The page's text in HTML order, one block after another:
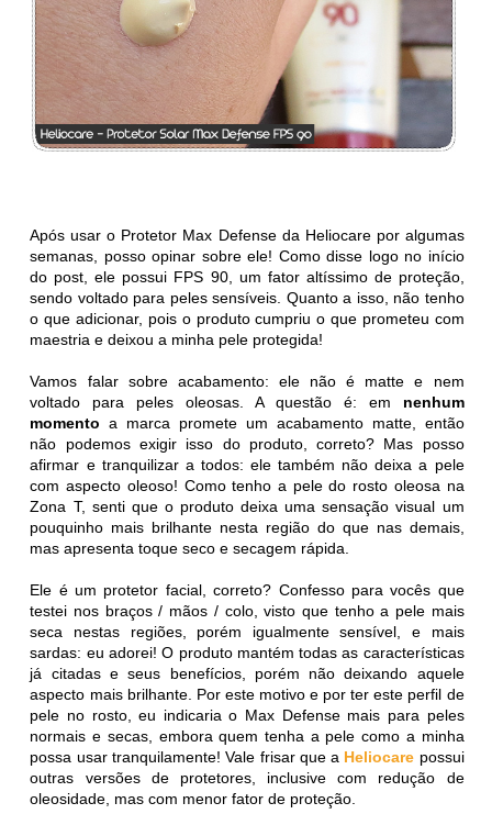
Após usar o Protetor Max Defense da Heliocare por algumas
semanas, posso opinar sobre ele! Como disse logo no início
do post, ele possui FPS 90, um fator altíssimo de proteção,
sendo voltado para peles sensíveis. Quanto a isso, não tenho
o que adicionar, pois o produto cumpriu o que prometeu com
maestria e deixou a minha pele protegida!
Vamos falar sobre acabamento: ele não é matte e nem
voltado para peles oleosas. A questão é: em nenhum
momento a marca promete um acabamento matte, então
não podemos exigir isso do produto, correto? Mas posso
afirmar e tranquilizar a todos: ele também não deixa a pele
com aspecto oleoso! Como tenho a pele do rosto oleosa na
Zona T, senti que o produto deixa uma sensação visual um
pouquinho mais brilhante nesta região do que nas demais,
mas apresenta toque seco e secagem rápida.
Ele é um protetor facial, correto? Confesso para vocês que
testei nos braços / mãos / colo, visto que tenho a pele mais
seca nestas regiões, porém igualmente sensível, e mais
sardas: eu adorei! O produto mantém todas as características
já citadas e seus benefícios, porém não deixando aquele
aspecto mais brilhante. Por este motivo e por ter este perfil de
pele no rosto, eu indicaria o Max Defense mais para peles
normais e secas, embora quem tenha a pele como a minha
possa usar tranquilamente! Vale frisar que a Heliocare possui
outras versões de protetores, inclusive com redução de
oleosidade, mas com menor fator de proteção.